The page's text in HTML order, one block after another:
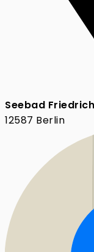
Seebad
12587 Berlin